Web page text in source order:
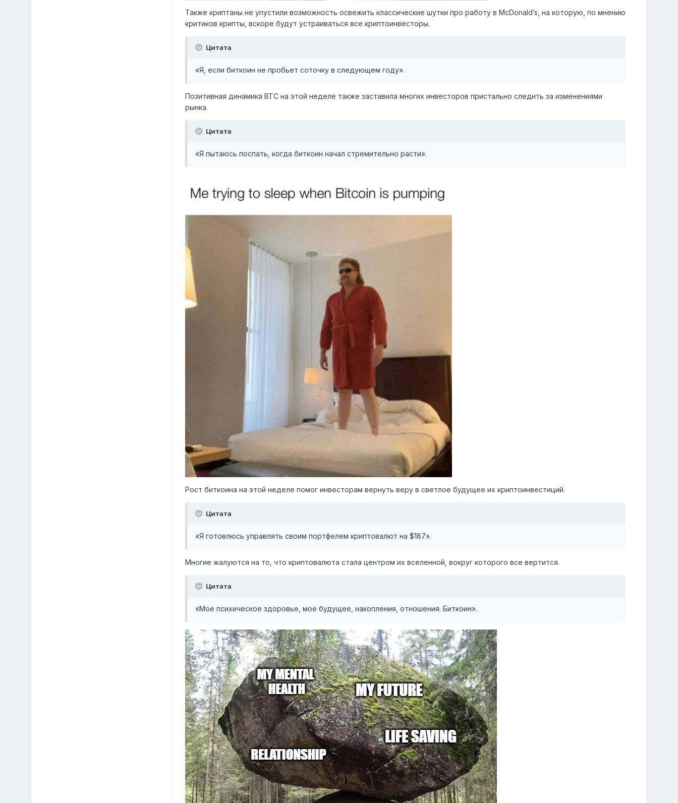
Также криптаны не упустили возможность освежить классические шутки про работу в McDonald’s, на которую, по мнению
критиков крипты, вскоре будут устраиваться все криптоинвесторы.
Цитата
«Я, если биткоин не пробьет соточку в следующем году».
Позитивная динамика BTC на этой неделе также заставила многих инвесторов пристально следить за изменениями
рынка.
Цитата
«Я пытаюсь поспать, когда биткоин начал стремительно расти».
Рост биткоина на этой неделе помог инвесторам вернуть веру в светлое будущее их криптоинвестиций.
Цитата
«Я готовлюсь управлять своим портфелем криптовалют на $187».
Многие жалуются на то, что криптовалюта стала центром их вселенной, вокруг которого все вертится.
Цитата
«Мое психическое здоровье, мое будущее, накопления, отношения. Биткоин».